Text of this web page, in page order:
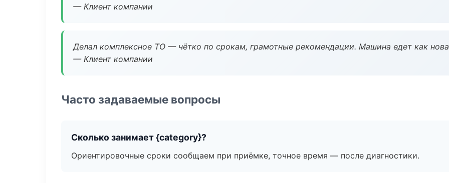
— Клиент компании
Делал комплексное ТО — чётко по срокам, грамотные рекомендации. Машина едет как
— Клиент компании
Часто задаваемые вопросы
Сколько занимает {category}?
Ориентировочные сроки сообщаем при приёмке, точное время — после диагностики.